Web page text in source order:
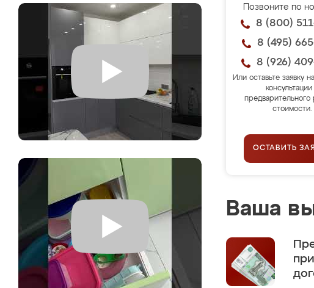
Позвоните по
8 (800)
8 (495)
8 (926)
Или оставьте заявку
консультации
предварительного
стоимости.
ОСТАВИТЬ
Ваша